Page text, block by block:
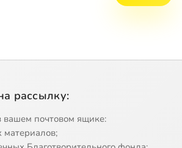
рассылку:
почтовом ящике: